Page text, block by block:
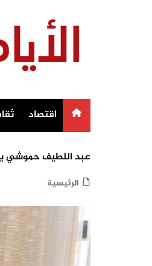
اقتصاد
عبد اللطيف حموشي
الرئيسية